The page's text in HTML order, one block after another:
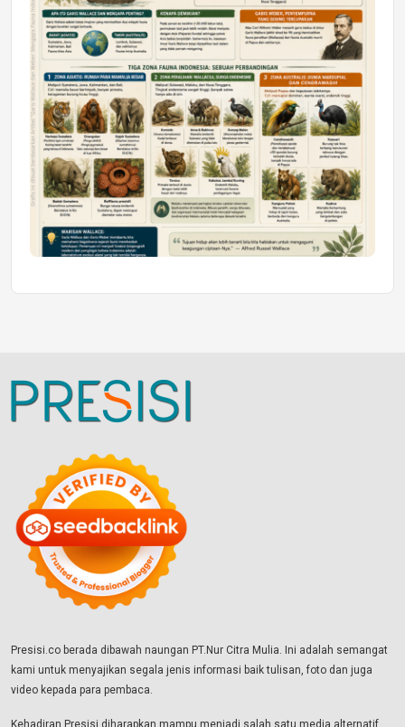
Presisi.co berada dibawah naungan PT.Nur Citra Mulia. Ini adalah semangat
kami untuk menyajikan segala jenis informasi baik tulisan, foto dan juga
video kepada para pembaca.